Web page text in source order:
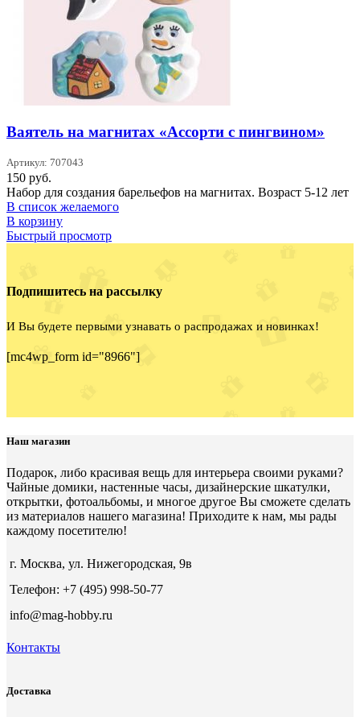
Ваятель на магнитах «Ассорти с пингвином»
Артикул: 707043
150 руб.
Набор для создания барельефов на магнитах. Возраст 5-12 лет
В список желаемого
В корзину
Быстрый просмотр
Подпишитесь на рассылку
И Вы будете первыми узнавать о распродажах и новинках!
[mc4wp_form id="8966"]
Наш магазин
Подарок, либо красивая вещь для интерьера своими руками?
Чайные домики, настенные часы, дизайнерские шкатулки,
открытки, фотоальбомы, и многое другое Вы сможете сделать
из материалов нашего магазина! Приходите к нам, мы рады
каждому посетителю!
г. Москва, ул. Нижегородская, 9в
Телефон: +7 (495) 998-50-77
info@mag-hobby.ru
Контакты
Доставка